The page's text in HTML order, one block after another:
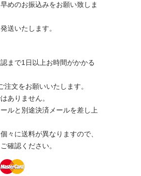
めのお振込みをお願い致しま
送いたします。
認まで1日以上お時間がかかる
注文をお願いいたします。
ありません。
ルと別途決済メールを差し上
々に送料が異なりますので、
確認ください。